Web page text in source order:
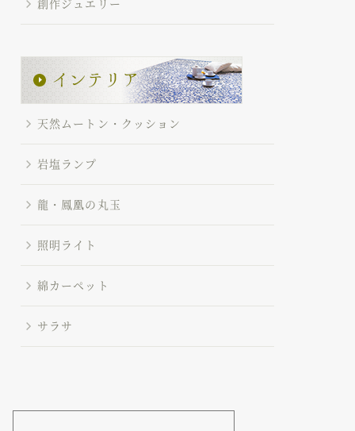
創作ジュエリー
天然ムートン・クッション
岩塩ランプ
龍・鳳凰の丸玉
照明ライト
綿カーペット
サラサ